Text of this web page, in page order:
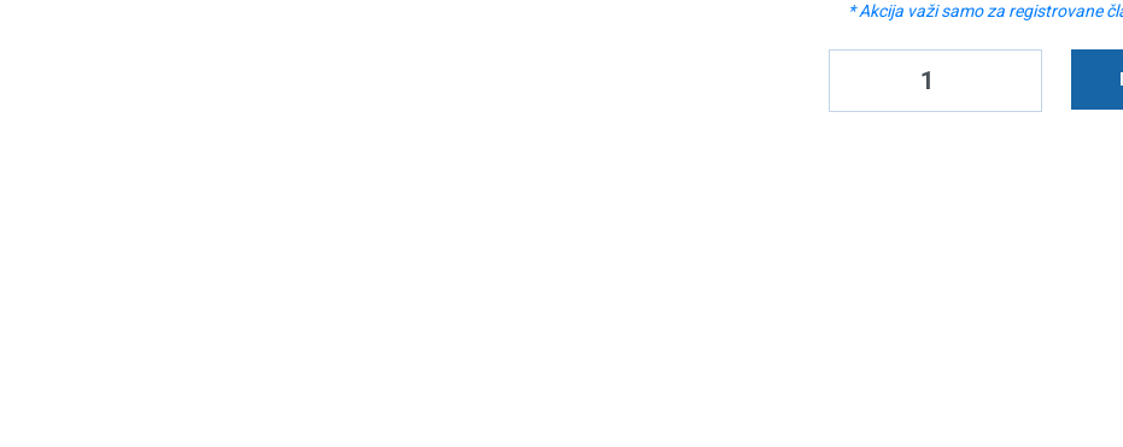
* Akcija važi samo za registrovane